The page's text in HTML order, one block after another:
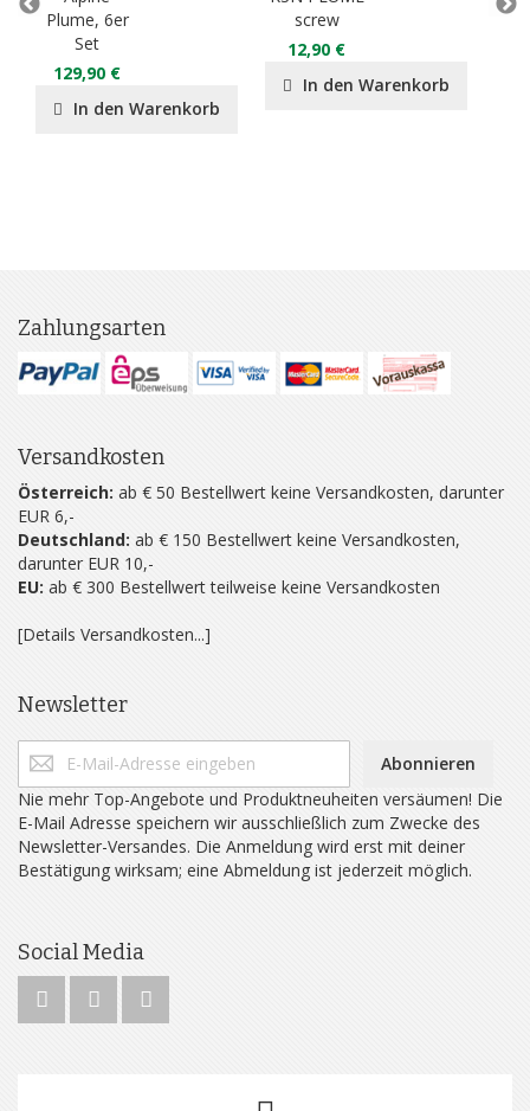
Plume, 6er
Set
129,90 €
In den Warenkorb
screw
12,90 €
In den Warenkorb
Zahlungsarten
Versandkosten
Österreich: ab € 50 Bestellwert keine Versandkosten, darunter
EUR 6,-
Deutschland: ab € 150 Bestellwert keine Versandkosten,
darunter EUR 10,-
EU: ab € 300 Bestellwert teilweise keine Versandkosten
[Details Versandkosten...]
Newsletter
Abonnieren
Nie mehr Top-Angebote und Produktneuheiten versäumen! Die
E-Mail Adresse speichern wir ausschließlich zum Zwecke des
Newsletter-Versandes. Die Anmeldung wird erst mit deiner
Bestätigung wirksam; eine Abmeldung ist jederzeit möglich.
Social Media